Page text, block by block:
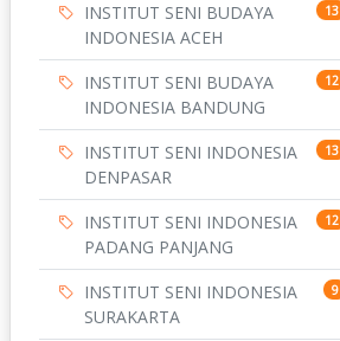
INSTITUT SENI BUDAYA
INDONESIA ACEH
13
INSTITUT SENI BUDAYA
INDONESIA BANDUNG
12
INSTITUT SENI INDONESIA
DENPASAR
13
INSTITUT SENI INDONESIA
PADANG PANJANG
12
INSTITUT SENI INDONESIA
SURAKARTA
9